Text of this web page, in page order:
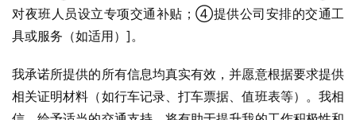
对夜班人员设立专项交通补贴；④提供公司安排的交通工
具或服务（如适用）]。
我承诺所提供的所有信息均真实有效，并愿意根据要求提供
相关证明材料（如行车记录、打车票据、值班表等）。我相